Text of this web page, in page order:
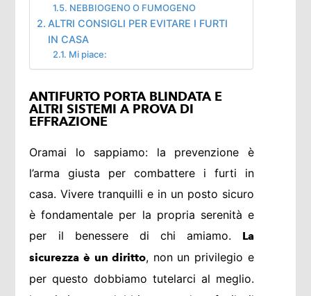
NEBBIOGENO O FUMOGENO
ALTRI CONSIGLI PER EVITARE I FURTI
IN CASA
Mi piace:
ANTIFURTO PORTA BLINDATA E
ALTRI SISTEMI A PROVA DI
EFFRAZIONE
Oramai lo sappiamo: la prevenzione è
l’arma giusta per combattere i furti in
casa. Vivere tranquilli e in un posto sicuro
è fondamentale per la propria serenità e
per il benessere di chi amiamo. La
sicurezza è un diritto, non un privilegio e
per questo dobbiamo tutelarci al meglio.